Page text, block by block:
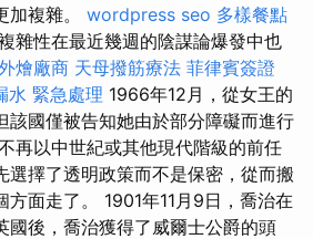
加複雜。 wordpress seo 多樣餐點
雜性在最近幾週的陰謀論爆發中也
燴廠商 天母撥筋療法 菲律賓簽證
水 緊急處理 1966年12月，從女王的
該國僅被告知她由於部分障礙而進行
再以中世紀或其他現代階級的前任
選擇了透明政策而不是保密，從而搬
方面走了。 1901年11月9日，喬治在
國後，喬治獲得了威爾士公爵的頭